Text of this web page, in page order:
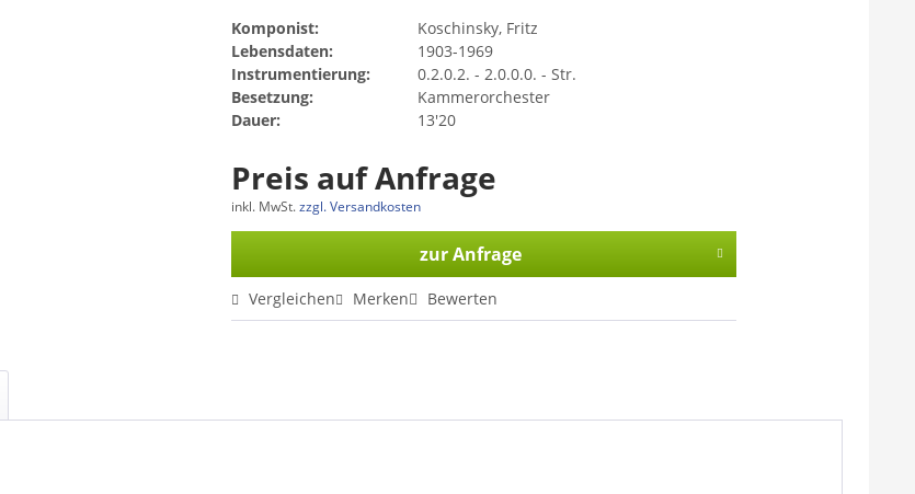
Komponist:
Koschinsky, Fritz
Lebensdaten:
1903-1969
Instrumentierung:
0.2.0.2. - 2.0.0.0. - Str.
Besetzung:
Kammerorchester
Dauer:
13'20
Preis auf Anfrage
inkl. MwSt.zzgl. Versandkosten
zur Anfrage
Vergleichen Merken Bewerten